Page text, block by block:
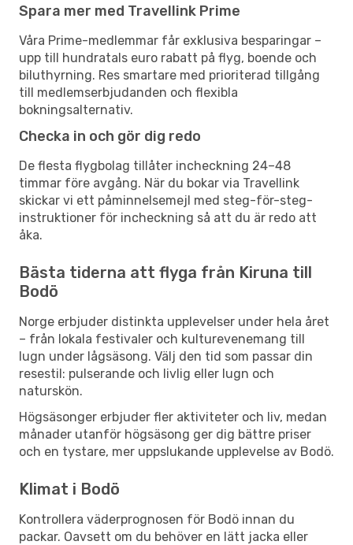
Spara mer med Travellink Prime
Våra Prime-medlemmar får exklusiva besparingar –
upp till hundratals euro rabatt på flyg, boende och
biluthyrning. Res smartare med prioriterad tillgång
till medlemserbjudanden och flexibla
bokningsalternativ.
Checka in och gör dig redo
De flesta flygbolag tillåter incheckning 24–48
timmar före avgång. När du bokar via Travellink
skickar vi ett påminnelsemejl med steg-för-steg-
instruktioner för incheckning så att du är redo att
åka.
Bästa tiderna att flyga från Kiruna till
Bodö
Norge erbjuder distinkta upplevelser under hela året
– från lokala festivaler och kulturevenemang till
lugn under lågsäsong. Välj den tid som passar din
resestil: pulserande och livlig eller lugn och
naturskön.
Högsäsonger erbjuder fler aktiviteter och liv, medan
månader utanför högsäsong ger dig bättre priser
och en tystare, mer uppslukande upplevelse av Bodö.
Klimat i Bodö
Kontrollera väderprognosen för Bodö innan du
packar. Oavsett om du behöver en lätt jacka eller